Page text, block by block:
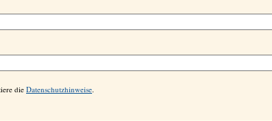
die Datenschutzhinweise.